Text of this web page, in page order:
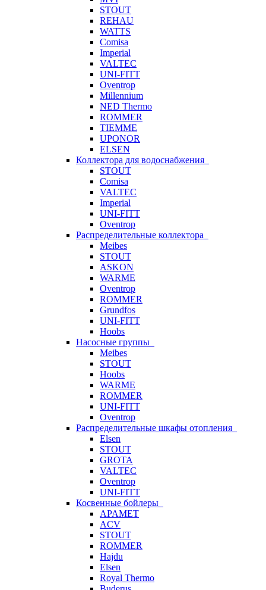
STOUT
REHAU
WATTS
Comisa
Imperial
VALTEC
UNI-FITT
Oventrop
Millennium
NED Thermo
ROMMER
TIEMME
UPONOR
ELSEN
Коллектора для водоснабжения
STOUT
Comisa
VALTEC
Imperial
UNI-FITT
Oventrop
Распределительные коллектора
Meibes
STOUT
ASKON
WARME
Oventrop
ROMMER
Grundfos
UNI-FITT
Hoobs
Насосные группы
Meibes
STOUT
Hoobs
WARME
ROMMER
UNI-FITT
Oventrop
Распределительные шкафы отопления
Elsen
STOUT
GROTA
VALTEC
Oventrop
UNI-FITT
Косвенные бойлеры
APAMET
ACV
STOUT
ROMMER
Hajdu
Elsen
Royal Thermo